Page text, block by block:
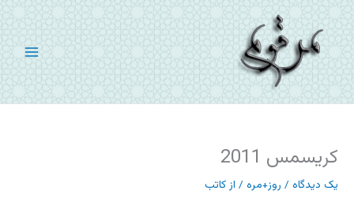
پرش
به
محتوا
کریسمس 2011
یک دیدگاه / روز+مره / از کاتب